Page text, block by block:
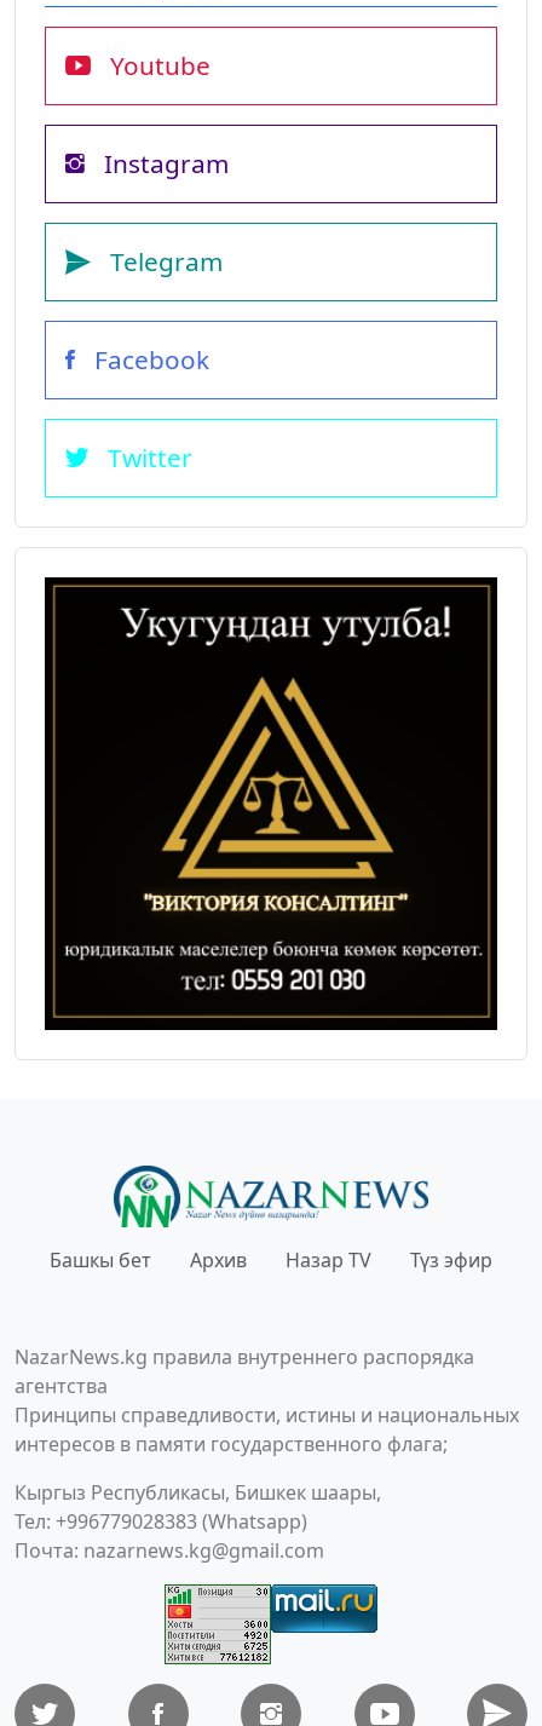
Youtube
Instagram
Telegram
Facebook
Twitter
Башкы бет Архив Назар TV Түз эфир
NazarNews.kg правила внутреннего распорядка
агентства
Принципы справедливости, истины и национальных
интересов в памяти государственного флага;
Кыргыз Республикасы, Бишкек шаары,
Тел: +996779028383 (Whatsapp)
Почта: nazarnews.kg@gmail.com